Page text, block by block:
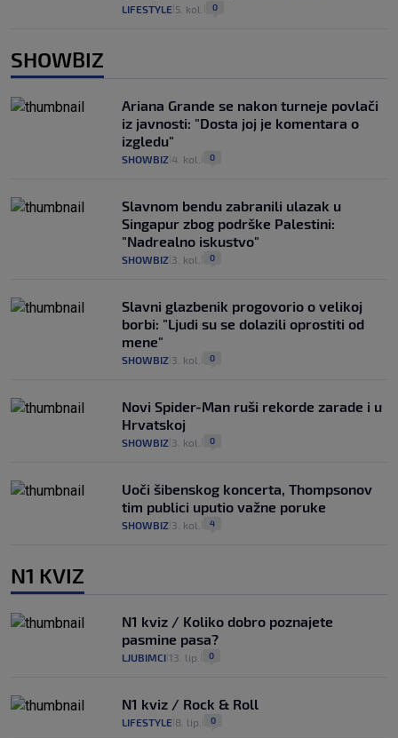
LIFESTYLE 5. kol. 0
SHOWBIZ
Ariana Grande se nakon turneje povlači
iz javnosti: "Dosta joj je komentara o
izgledu"
SHOWBIZ 4. kol. 0
Slavnom bendu zabranili ulazak u
Singapur zbog podrške Palestini:
"Nadrealno iskustvo"
SHOWBIZ 3. kol. 0
Slavni glazbenik progovorio o velikoj
borbi: "Ljudi su se dolazili oprostiti od
mene"
SHOWBIZ 3. kol. 0
Novi Spider-Man ruši rekorde zarade i u
Hrvatskoj
SHOWBIZ 3. kol. 0
Uoči šibenskog koncerta, Thompsonov
tim publici uputio važne poruke
SHOWBIZ 3. kol. 4
N1 KVIZ
N1 kviz / Koliko dobro poznajete
pasmine pasa?
LJUBIMCI 13. lip. 0
N1 kviz / Rock & Roll
LIFESTYLE 8. lip. 0